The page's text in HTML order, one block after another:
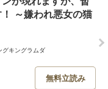
～嫌われ悪女の猫
グキングラムダ
無料立読み